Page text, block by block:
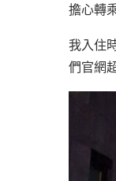
擔心轉
我入住
們官網